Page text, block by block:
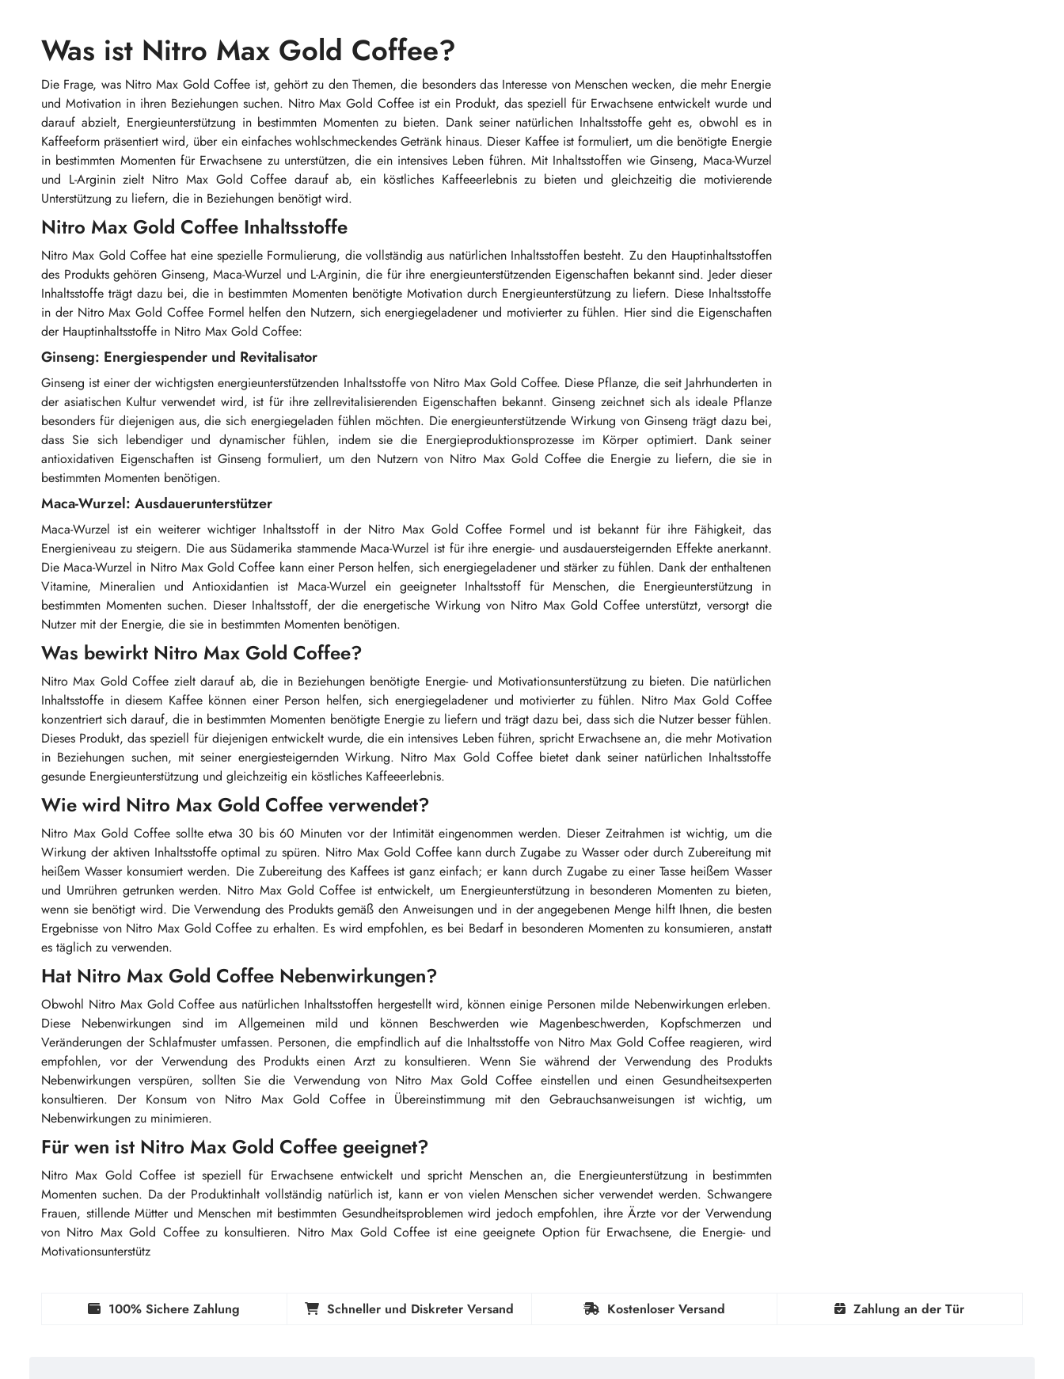
Was ist Nitro Max Gold Coffee?
Die Frage, was Nitro Max Gold Coffee ist, gehört zu den Themen, die besonders das Interesse von Menschen wecken, die mehr Energie
und Motivation in ihren Beziehungen suchen. Nitro Max Gold Coffee ist ein Produkt, das speziell für Erwachsene entwickelt wurde und
darauf abzielt, Energieunterstützung in bestimmten Momenten zu bieten. Dank seiner natürlichen Inhaltsstoffe geht es, obwohl es in
Kaffeeform präsentiert wird, über ein einfaches wohlschmeckendes Getränk hinaus. Dieser Kaffee ist formuliert, um die benötigte Energie
in bestimmten Momenten für Erwachsene zu unterstützen, die ein intensives Leben führen. Mit Inhaltsstoffen wie Ginseng, Maca-Wurzel
und L-Arginin zielt Nitro Max Gold Coffee darauf ab, ein köstliches Kaffeeerlebnis zu bieten und gleichzeitig die motivierende
Unterstützung zu liefern, die in Beziehungen benötigt wird.
Nitro Max Gold Coffee Inhaltsstoffe
Nitro Max Gold Coffee hat eine spezielle Formulierung, die vollständig aus natürlichen Inhaltsstoffen besteht. Zu den Hauptinhaltsstoffen
des Produkts gehören Ginseng, Maca-Wurzel und L-Arginin, die für ihre energieunterstützenden Eigenschaften bekannt sind. Jeder dieser
Inhaltsstoffe trägt dazu bei, die in bestimmten Momenten benötigte Motivation durch Energieunterstützung zu liefern. Diese Inhaltsstoffe
in der Nitro Max Gold Coffee Formel helfen den Nutzern, sich energiegeladener und motivierter zu fühlen. Hier sind die Eigenschaften
der Hauptinhaltsstoffe in Nitro Max Gold Coffee:
Ginseng: Energiespender und Revitalisator
Ginseng ist einer der wichtigsten energieunterstützenden Inhaltsstoffe von Nitro Max Gold Coffee. Diese Pflanze, die seit Jahrhunderten in
der asiatischen Kultur verwendet wird, ist für ihre zellrevitalisierenden Eigenschaften bekannt. Ginseng zeichnet sich als ideale Pflanze
besonders für diejenigen aus, die sich energiegeladen fühlen möchten. Die energieunterstützende Wirkung von Ginseng trägt dazu bei,
dass Sie sich lebendiger und dynamischer fühlen, indem sie die Energieproduktionsprozesse im Körper optimiert. Dank seiner
antioxidativen Eigenschaften ist Ginseng formuliert, um den Nutzern von Nitro Max Gold Coffee die Energie zu liefern, die sie in
bestimmten Momenten benötigen.
Maca-Wurzel: Ausdauerunterstützer
Maca-Wurzel ist ein weiterer wichtiger Inhaltsstoff in der Nitro Max Gold Coffee Formel und ist bekannt für ihre Fähigkeit, das
Energieniveau zu steigern. Die aus Südamerika stammende Maca-Wurzel ist für ihre energie- und ausdauersteigernden Effekte anerkannt.
Die Maca-Wurzel in Nitro Max Gold Coffee kann einer Person helfen, sich energiegeladener und stärker zu fühlen. Dank der enthaltenen
Vitamine, Mineralien und Antioxidantien ist Maca-Wurzel ein geeigneter Inhaltsstoff für Menschen, die Energieunterstützung in
bestimmten Momenten suchen. Dieser Inhaltsstoff, der die energetische Wirkung von Nitro Max Gold Coffee unterstützt, versorgt die
Nutzer mit der Energie, die sie in bestimmten Momenten benötigen.
Was bewirkt Nitro Max Gold Coffee?
Nitro Max Gold Coffee zielt darauf ab, die in Beziehungen benötigte Energie- und Motivationsunterstützung zu bieten. Die natürlichen
Inhaltsstoffe in diesem Kaffee können einer Person helfen, sich energiegeladener und motivierter zu fühlen. Nitro Max Gold Coffee
konzentriert sich darauf, die in bestimmten Momenten benötigte Energie zu liefern und trägt dazu bei, dass sich die Nutzer besser fühlen.
Dieses Produkt, das speziell für diejenigen entwickelt wurde, die ein intensives Leben führen, spricht Erwachsene an, die mehr Motivation
in Beziehungen suchen, mit seiner energiesteigernden Wirkung. Nitro Max Gold Coffee bietet dank seiner natürlichen Inhaltsstoffe
gesunde Energieunterstützung und gleichzeitig ein köstliches Kaffeeerlebnis.
Wie wird Nitro Max Gold Coffee verwendet?
Nitro Max Gold Coffee sollte etwa 30 bis 60 Minuten vor der Intimität eingenommen werden. Dieser Zeitrahmen ist wichtig, um die
Wirkung der aktiven Inhaltsstoffe optimal zu spüren. Nitro Max Gold Coffee kann durch Zugabe zu Wasser oder durch Zubereitung mit
heißem Wasser konsumiert werden. Die Zubereitung des Kaffees ist ganz einfach; er kann durch Zugabe zu einer Tasse heißem Wasser
und Umrühren getrunken werden. Nitro Max Gold Coffee ist entwickelt, um Energieunterstützung in besonderen Momenten zu bieten,
wenn sie benötigt wird. Die Verwendung des Produkts gemäß den Anweisungen und in der angegebenen Menge hilft Ihnen, die besten
Ergebnisse von Nitro Max Gold Coffee zu erhalten. Es wird empfohlen, es bei Bedarf in besonderen Momenten zu konsumieren, anstatt
es täglich zu verwenden.
Hat Nitro Max Gold Coffee Nebenwirkungen?
Obwohl Nitro Max Gold Coffee aus natürlichen Inhaltsstoffen hergestellt wird, können einige Personen milde Nebenwirkungen erleben.
Diese Nebenwirkungen sind im Allgemeinen mild und können Beschwerden wie Magenbeschwerden, Kopfschmerzen und
Veränderungen der Schlafmuster umfassen. Personen, die empfindlich auf die Inhaltsstoffe von Nitro Max Gold Coffee reagieren, wird
empfohlen, vor der Verwendung des Produkts einen Arzt zu konsultieren. Wenn Sie während der Verwendung des Produkts
Nebenwirkungen verspüren, sollten Sie die Verwendung von Nitro Max Gold Coffee einstellen und einen Gesundheitsexperten
konsultieren. Der Konsum von Nitro Max Gold Coffee in Übereinstimmung mit den Gebrauchsanweisungen ist wichtig, um
Nebenwirkungen zu minimieren.
Für wen ist Nitro Max Gold Coffee geeignet?
Nitro Max Gold Coffee ist speziell für Erwachsene entwickelt und spricht Menschen an, die Energieunterstützung in bestimmten
Momenten suchen. Da der Produktinhalt vollständig natürlich ist, kann er von vielen Menschen sicher verwendet werden. Schwangere
Frauen, stillende Mütter und Menschen mit bestimmten Gesundheitsproblemen wird jedoch empfohlen, ihre Ärzte vor der Verwendung
von Nitro Max Gold Coffee zu konsultieren. Nitro Max Gold Coffee ist eine geeignete Option für Erwachsene, die Energie- und
Motivationsunterstütz
100% Sichere Zahlung Schneller und Diskreter Versand Kostenloser Versand Zahlung an der Tür